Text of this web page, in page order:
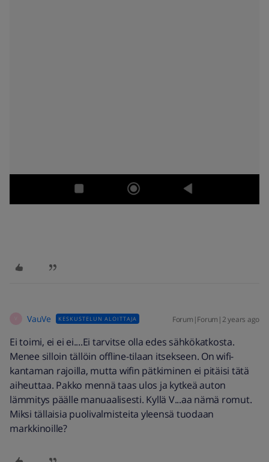
VauVe KESKUSTELUN ALOITTAJA Forum|Forum|2 years ago
Ei toimi, ei ei ei....Ei tarvitse olla edes sähkökatkosta.
Menee silloin tällöin offline-tilaan itsekseen. On wifi-
kantaman rajoilla, mutta wifin pätkiminen ei pitäisi tätä
aiheuttaa. Pakko mennä taas ulos ja kytkeä auton
lämmitys päälle manuaalisesti. Kyllä V...aa nämä romut.
Miksi tällaisia puolivalmisteita yleensä tuodaan
markkinoille?